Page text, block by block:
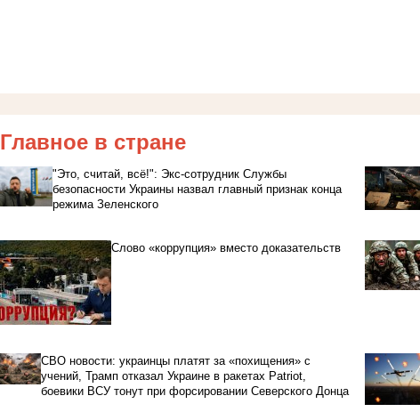
Главное в стране
"Это, считай, всё!": Экс-сотрудник Службы
безопасности Украины назвал главный признак конца
режима Зеленского
Слово «коррупция» вместо доказательств
СВО новости: украинцы платят за «похищения» с
учений, Трамп отказал Украине в ракетах Patriot,
боевики ВСУ тонут при форсировании Северского Донца